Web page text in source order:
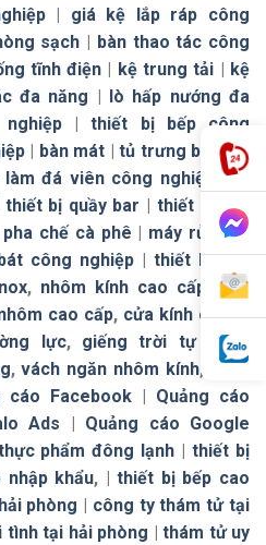
| giá kệ lắp ráp công
sạch
bàn thao tác công
tĩnh điện kệ trung tải
kệ
đa năng
lò hấp nướng đa
|thiết bị bếp công
| bàn mát tủ trưng bày |tủ
làm đá viên công nghiệp |tủ
thiết bị quầy bar
thiết bị chế
chế cà phê
máy rửa bát
công nghiệp
thiết bị bếp
, nhôm kính cao cấp ,cửa
cao cấp, cửa kính cường
lực, giếng trời tự đóng
,vách ngăn nhôm kính,
vách
cáo Facebook
Quảng cáo
Ads
Quảng cáo Google
phẩm đông lạnh |thiết bị
khẩu, |thiết bị bếp cao
phòng
công ty thám tử tại
tại hải phòng |thám tử uy